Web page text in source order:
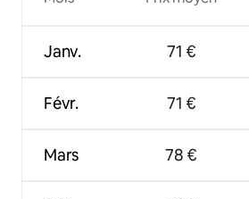
Janv.
Févr.
Mars
71 €
71 €
78 €